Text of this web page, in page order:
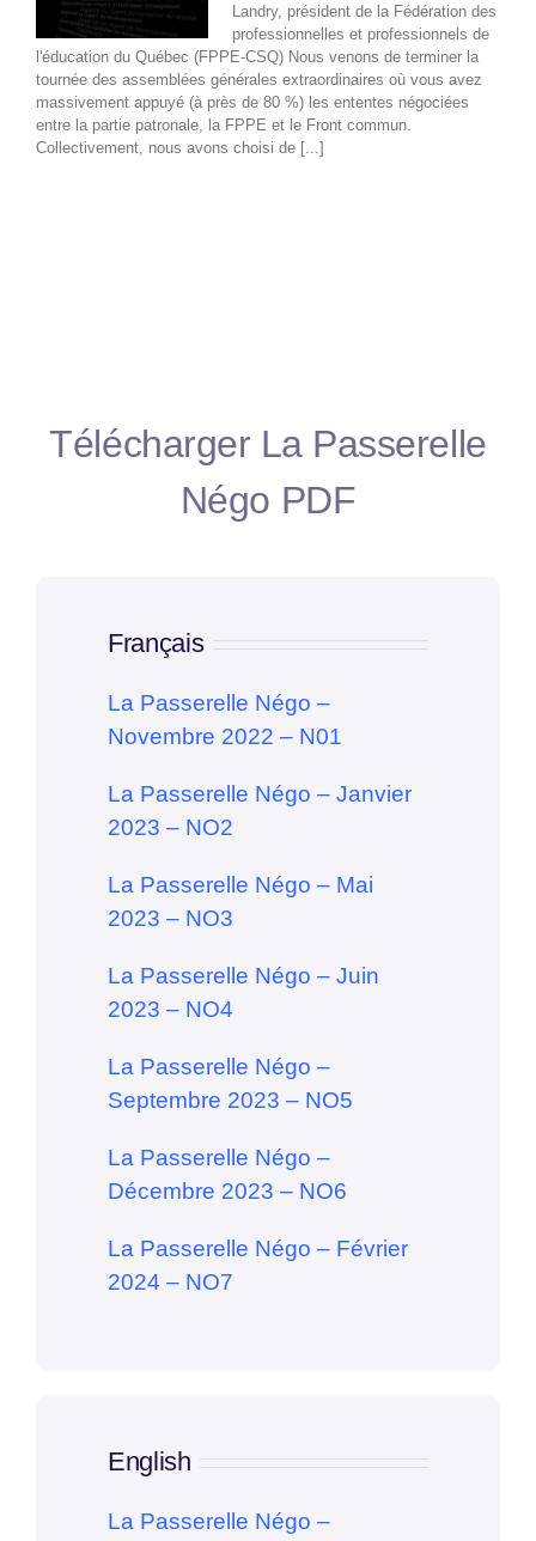
Landry, président de la Fédération des
professionnelles et professionnels de
l'éducation du Québec (FPPE-CSQ) Nous venons de terminer la
tournée des assemblées générales extraordinaires où vous avez
massivement appuyé (à près de 80 %) les ententes négociées
entre la partie patronale, la FPPE et le Front commun.
Collectivement, nous avons choisi de [...]
Télécharger La Passerelle
Négo PDF
Français
La Passerelle Négo –
Novembre 2022 – N01
La Passerelle Négo – Janvier
2023 – NO2
La Passerelle Négo – Mai
2023 – NO3
La Passerelle Négo – Juin
2023 – NO4
La Passerelle Négo –
Septembre 2023 – NO5
La Passerelle Négo –
Décembre 2023 – NO6
La Passerelle Négo – Février
2024 – NO7
English
La Passerelle Négo –